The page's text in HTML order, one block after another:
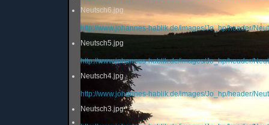
Neutsch6.jpg
http://www.johannes-hablik.de/images/Jo_hp/header/
Neutsch5.jpg
http://www.johannes-hablik.de/images/Jo_hp/header/
Neutsch4.jpg
http://www.johannes-hablik.de/images/Jo_hp/header/
Neutsch3.jpg